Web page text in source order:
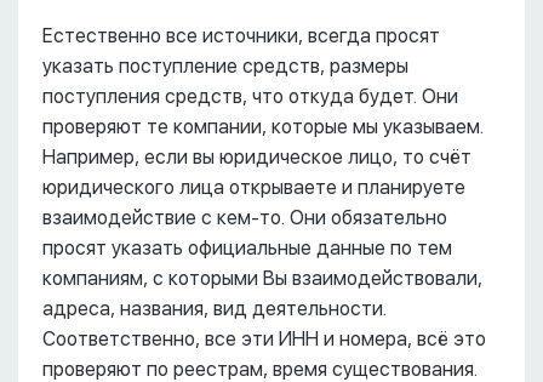
Естественно все источники, всегда просят
указать поступление средств, размеры
поступления средств, что откуда будет. Они
проверяют те компании, которые мы указываем.
Например, если вы юридическое лицо, то счёт
юридического лица открываете и планируете
взаимодействие с кем-то. Они обязательно
просят указать официальные данные по тем
компаниям, с которыми Вы взаимодействовали,
адреса, названия, вид деятельности.
Соответственно, все эти ИНН и номера, всё это
проверяют по реестрам, время существования.